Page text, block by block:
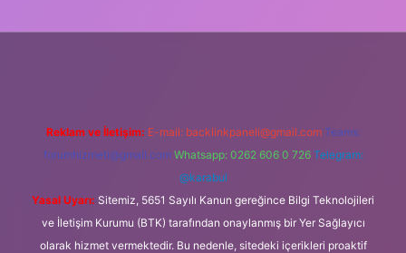
Reklam ve İletişim: E-mail: backlinkpaneli@gmail.com Teams:
forumhizmeti@gmail.com Whatsapp: 0262 606 0 726 Telegram:
@karabul
Yasal Uyarı: Sitemiz, 5651 Sayılı Kanun gereğince Bilgi Teknolojileri
ve İletişim Kurumu (BTK) tarafından onaylanmış bir Yer Sağlayıcı
olarak hizmet vermektedir. Bu nedenle, sitedeki içerikleri proaktif